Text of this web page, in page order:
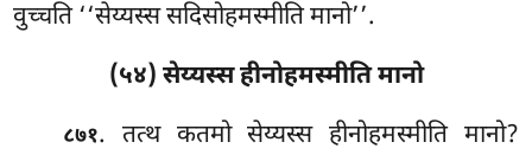
वुच्चति ‘‘सेय्यस्स सदिसोहमस्मीति मानो’’.
(५४) सेय्यस्स हीनोहमस्मीति मानो
८७१. तत्थ कतमो सेय्यस्स हीनोहमस्मीति मानो?